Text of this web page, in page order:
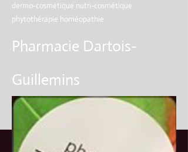
dermo-cosmétique nutri-cosmétique
phytothérapie homéopathie
Pharmacie Dartois-
Guillemins